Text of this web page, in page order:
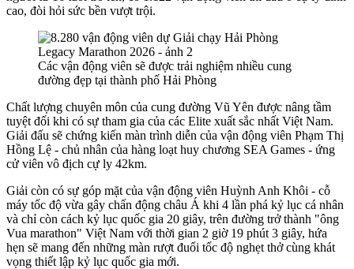
cao, đòi hỏi sức bền vượt trội.
Các vận động viên sẽ được trải nghiệm nhiều cung
đường đẹp tại thành phố Hải Phòng
Chất lượng chuyên môn của cung đường Vũ Yên được nâng tầm
tuyệt đối khi có sự tham gia của các Elite xuất sắc nhất Việt Nam.
Giải đấu sẽ chứng kiến màn trình diễn của vận động viên Phạm Thị
Hồng Lệ - chủ nhân của hàng loạt huy chương SEA Games - ứng
cử viên vô địch cự ly 42km.
Giải còn có sự góp mặt của vận động viên Huỳnh Anh Khôi - cỗ
máy tốc độ vừa gây chấn động châu Á khi 4 lần phá kỷ lục cá nhân
và chỉ còn cách kỷ lục quốc gia 20 giây, trên đường trở thành "ông
Vua marathon" Việt Nam với thời gian 2 giờ 19 phút 3 giây, hứa
hẹn sẽ mang đến những màn rượt đuổi tốc độ nghẹt thở cùng khát
vọng thiết lập kỷ lục quốc gia mới.